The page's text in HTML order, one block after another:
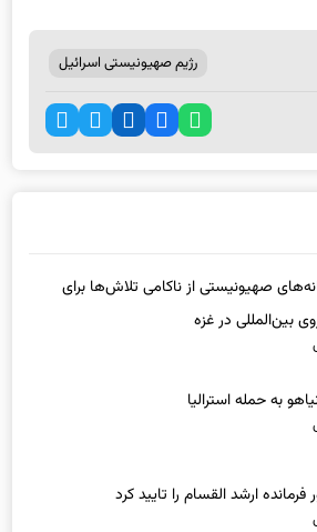
رژیم صهیونیستی اسرائیل
صهیونیستی از ناکامی تلاش‌ها برای
بین‌المللی در غزه
به حمله استرالیا
ارشد القسام را تایید کرد